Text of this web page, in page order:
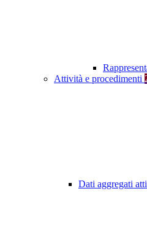
Attività e procedimenti
Dati aggregati